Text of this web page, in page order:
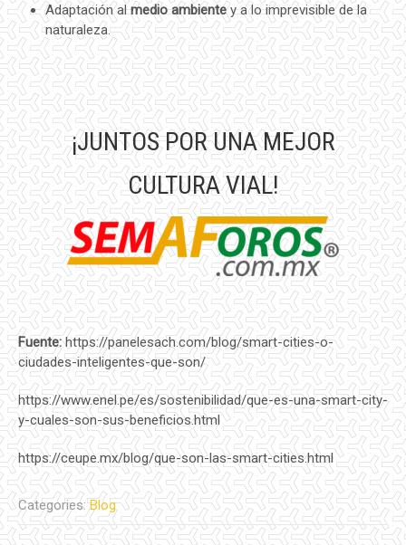
Adaptación almedio ambientey a lo imprevisible de la
naturaleza.
¡JUNTOS POR UNA MEJOR
CULTURA VIAL!
Fuente:https://panelesach.com/blog/smart-cities-o-
ciudades-inteligentes-que-son/
https://www.enel.pe/es/sostenibilidad/que-es-una-smart-city-
y-cuales-son-sus-beneficios.html
https://ceupe.mx/blog/que-son-las-smart-cities.html
Categories:Blog